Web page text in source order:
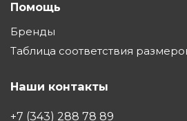
Помощь
Бренды
Таблица соответствия
Наши контакты
+7 (343) 288 78 89